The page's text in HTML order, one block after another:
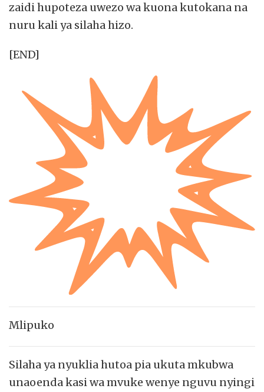
zaidi hupoteza uwezo wa kuona kutokana na
nuru kali ya silaha hizo.
[END]
Mlipuko
Silaha ya nyuklia hutoa pia ukuta mkubwa
unaoenda kasi wa mvuke wenye nguvu nyingi